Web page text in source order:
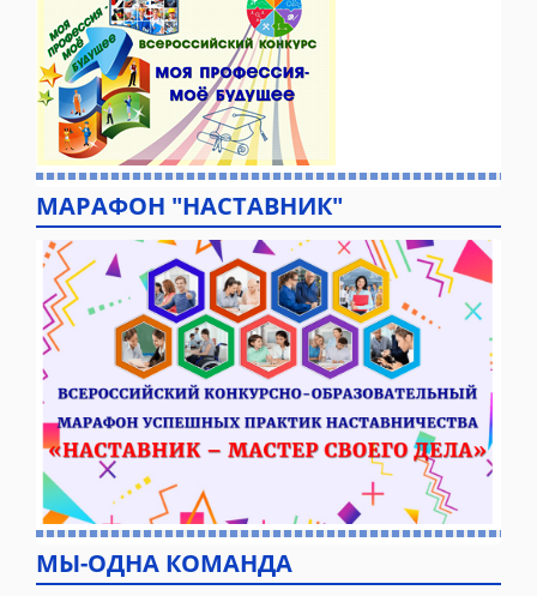
МАРАФОН "НАСТАВНИК"
МЫ-ОДНА КОМАНДА